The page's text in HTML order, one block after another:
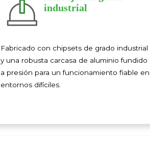
industrial
Fabricado con chipsets de grado industrial
y una robusta carcasa de aluminio fundido
a presión para un funcionamiento fiable en
entornos difíciles.